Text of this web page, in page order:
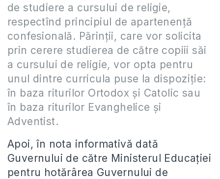
de studiere a cursului de religie,
respectînd principiul de apartenenţă
confesională. Părinţii, care vor solicita
prin cerere studierea de către copiii săi
a cursului de religie, vor opta pentru
unul dintre curricula puse la dispoziţie:
în baza riturilor Ortodox şi Catolic sau
în baza riturilor Evanghelice şi
Adventist.
Apoi, în nota informativă dată
Guvernului de către Ministerul Educaţiei
pentru hotărârea Guvernului de